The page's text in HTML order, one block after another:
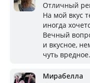
Отличный
На мой вкус
иногда
Вечный
и вкусное,
чуть вредное.
Мирабелла